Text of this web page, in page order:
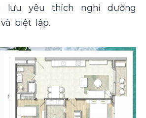
lưu yêu thích nghỉ dưỡng
biệt lập.